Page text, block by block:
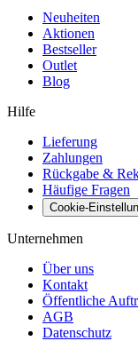
Neuheiten
Aktionen
Bestseller
Outlet
Blog
Hilfe
Lieferung
Zahlungen
Rückgabe &
Häufige Fragen
Cookie-
Unternehmen
Über uns
Kontakt
Öffentliche
AGB
Datenschutz